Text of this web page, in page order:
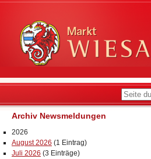
Archiv Newsmeldungen
2026
August 2026 (1 Eintrag)
Juli 2026 (3 Einträge)